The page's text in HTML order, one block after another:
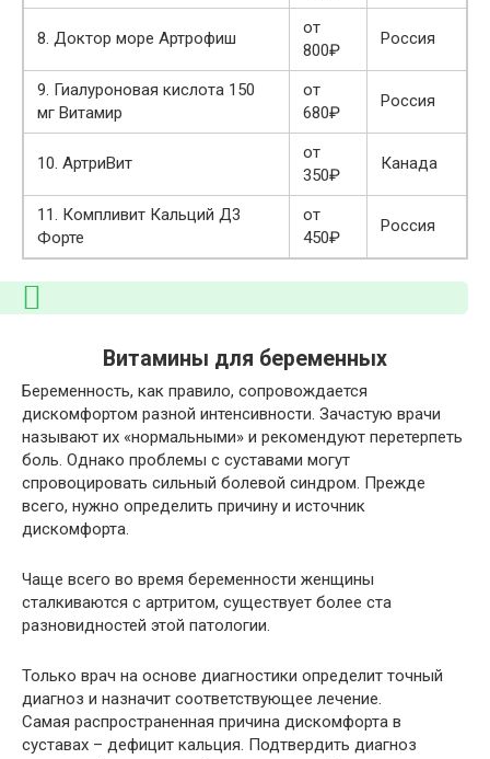
8. Доктор море Артрофиш
от
800₽
Россия
9. Гиалуроновая кислота 150
мг Витамир
от
680₽
Россия
10. АртриВит
от
350₽
Канада
11. Компливит Кальций Д3
Форте
от
450₽
Россия
Витамины для беременных
Беременность, как правило, сопровождается
дискомфортом разной интенсивности. Зачастую врачи
называют их «нормальными» и рекомендуют перетерпеть
боль. Однако проблемы с суставами могут
спровоцировать сильный болевой синдром. Прежде
всего, нужно определить причину и источник
дискомфорта.
Чаще всего во время беременности женщины
сталкиваются с артритом, существует более ста
разновидностей этой патологии.
Только врач на основе диагностики определит точный
диагноз и назначит соответствующее лечение.
Самая распространенная причина дискомфорта в
суставах – дефицит кальция. Подтвердить диагноз